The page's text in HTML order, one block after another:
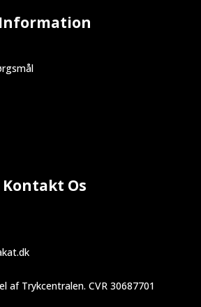
Information
Kontakt Os
af Trykcentralen. CVR 30687701